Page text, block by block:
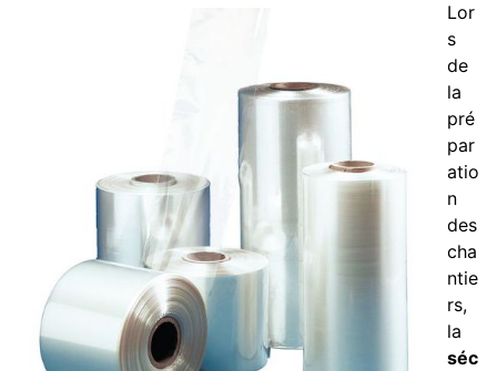
Lor
s
de
la
pré
par
atio
n
des
cha
ntie
rs,
la
séc